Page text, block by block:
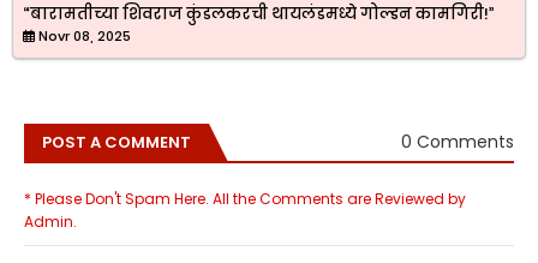
“बारामतीच्या शिवराज कुंडलकरची थायलंडमध्ये गोल्डन कामगिरी!”
Novr 08, 2025
POST A COMMENT 0 Comments
* Please Don't Spam Here. All the Comments are Reviewed by
Admin.